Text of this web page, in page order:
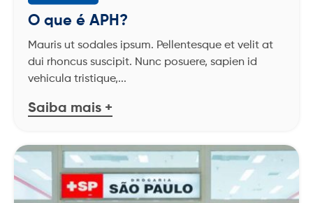
O que é APH?
Mauris ut sodales ipsum. Pellentesque et velit at
dui rhoncus suscipit. Nunc posuere, sapien id
vehicula tristique,...
Saiba mais +